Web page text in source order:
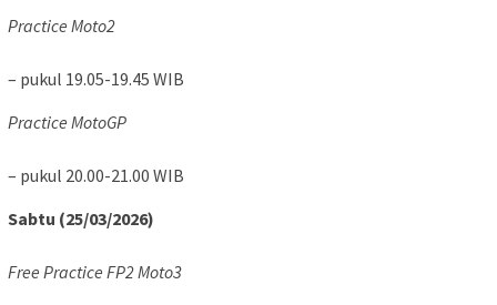
Practice Moto2
– pukul 19.05-19.45 WIB
Practice MotoGP
– pukul 20.00-21.00 WIB
Sabtu (25/03/2026)
Free Practice FP2 Moto3